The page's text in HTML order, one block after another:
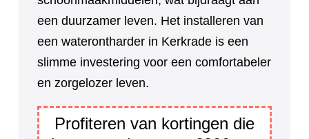
een duurzamer leven. Het installeren van
een waterontharder in Kerkrade is een
slimme investering voor een comfortabeler
en zorgelozer leven.
Profiteren van kortingen die